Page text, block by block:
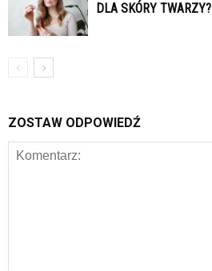
DLA SKÓRY TWARZY?
ZOSTAW ODPOWIEDŹ